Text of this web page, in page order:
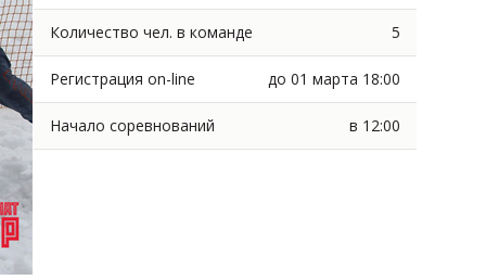
Количество чел. в команде 5
Регистрация on-line до 01 марта 18:00
Начало соревнований в 12:00